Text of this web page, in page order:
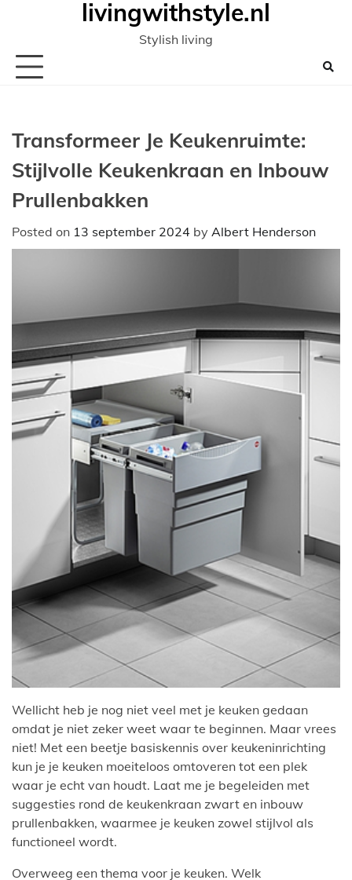
inhoud
livingwithstyle.nl
Stylish living
Transformeer Je Keukenruimte:
Stijlvolle Keukenkraan en Inbouw
Prullenbakken
Posted on 13 september 2024 by Albert Henderson
Wellicht heb je nog niet veel met je keuken gedaan
omdat je niet zeker weet waar te beginnen. Maar vrees
niet! Met een beetje basiskennis over keukeninrichting
kun je je keuken moeiteloos omtoveren tot een plek
waar je echt van houdt. Laat me je begeleiden met
suggesties rond de keukenkraan zwart en inbouw
prullenbakken, waarmee je keuken zowel stijlvol als
functioneel wordt.
Overweeg een thema voor je keuken. Welk